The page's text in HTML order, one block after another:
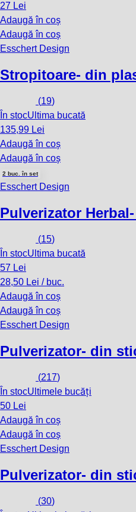
27 Lei
Adaugă în coș
Adaugă în coș
Esschert Design
Stropitoare- din
(19)
În stocUltima bucată
135,99 Lei
Adaugă în coș
Adaugă în coș
2 buc. în set
Esschert Design
Pulverizator Herbal
(15)
În stocUltima bucată
57 Lei
28,50 Lei / buc.
Adaugă în coș
Adaugă în coș
Esschert Design
Pulverizator- din
(217)
În stocUltimele bucăți
50 Lei
Adaugă în coș
Adaugă în coș
Esschert Design
Pulverizator- din
(30)